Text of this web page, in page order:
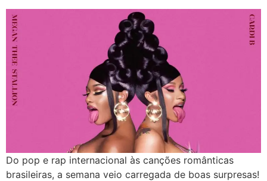
Do pop e rap internacional às canções românticas
brasileiras, a semana veio carregada de boas surpresas!